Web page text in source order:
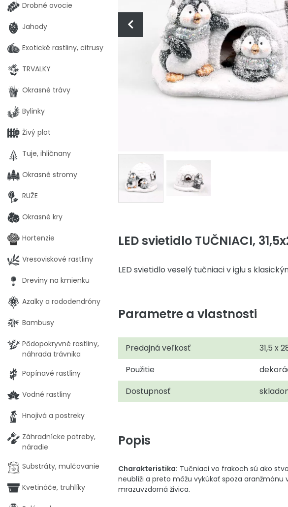
LED svietidlo TUČNIACI,
LED svietidlo veselý tučniaci v iglu s
Parametre a vlastnosti
Predajná veľkosť
31,5 x
Použitie
Dostupnosť
Popis
Charakteristika: Tučniaci vo frakoch sú ako
neublíži a preto môžu vykúkať spoza
mrazuvzdorná živica.
Drobné ovocie
Jahody
Exotické rastliny, citrusy
TRVALKY
Okrasné trávy
Bylinky
Živý plot
Tuje, ihličnany
Okrasné stromy
RUŽE
Okrasné kry
Hortenzie
Vresoviskové rastliny
Dreviny na kmienku
Azalky a rododendróny
Bambusy
Pôdopokryvné rastliny,
náhrada trávnika
Popínavé rastliny
Vodné rastliny
Hnojivá a postreky
Záhradnícke potreby,
náradie
Substráty, mulčovanie
Kvetináče, truhlíky